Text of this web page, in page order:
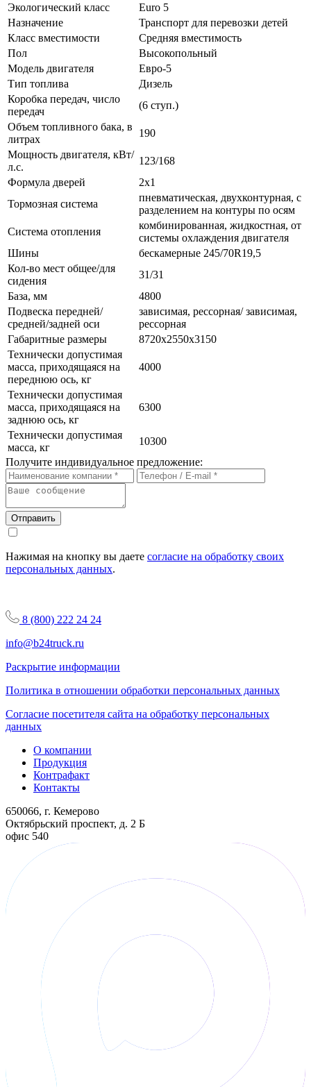
Экологический класс
Euro 5
Назначение
Транспорт для перевозки детей
Класс вместимости
Средняя вместимость
Пол
Высокопольный
Модель двигателя
Евро-5
Тип топлива
Дизель
Коробка передач, число
передач
(6 ступ.)
Объем топливного бака, в
литрах
190
Мощность двигателя, кВт/
л.с.
123/168
Формула дверей
2x1
Тормозная система
пневматическая, двухконтурная, с
разделением на контуры по осям
Система отопления
комбинированная, жидкостная, от
системы охлаждения двигателя
Шины
бескамерные 245/70R19,5
Кол-во мест общее/для
сидения
31/31
База, мм
4800
Подвеска передней/
средней/задней оси
зависимая, рессорная/ зависимая,
рессорная
Габаритные размеры
8720x2550x3150
Технически допустимая
масса, приходящаяся на
переднюю ось, кг
4000
Технически допустимая
масса, приходящаяся на
заднюю ось, кг
6300
Технически допустимая
масса, кг
10300
Получите индивидуальное предложение:
Отправить
Нажимая на кнопку вы даете согласие на обработку своих
персональных данных.
8 (800) 222 24 24
info@b24truck.ru
Раскрытие информации
Политика в отношении обработки персональных данных
Согласие посетителя сайта на обработку персональных
данных
О компании
Продукция
Контрафакт
Контакты
650066, г. Кемерово
Октябрьский проспект, д. 2 Б
офис 540